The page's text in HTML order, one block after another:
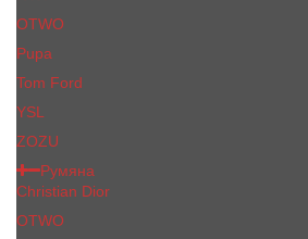
OTWO
Pupa
Tom Ford
YSL
ZOZU
Румяна
Christian Dior
OTWO